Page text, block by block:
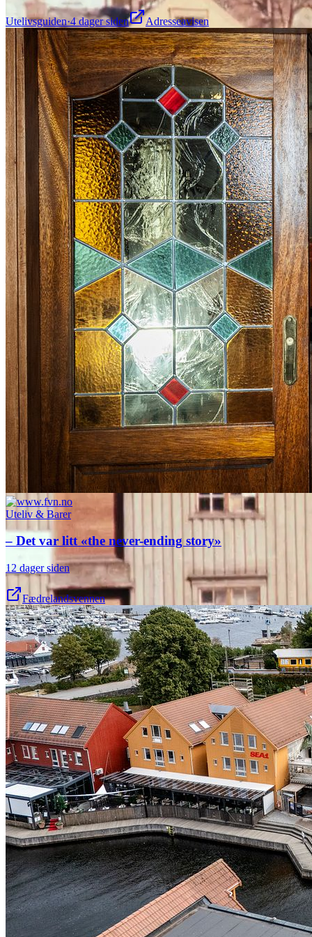
Utelivsguiden·4 dager siden Adresseavisen
Uteliv & Barer
– Det var litt «the never-ending story»
12 dager siden
Fædrelandsvennen